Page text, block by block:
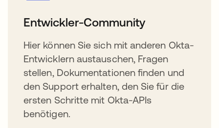
Entwickler-Community
Hier können Sie sich mit anderen Okta-
Entwicklern austauschen, Fragen
stellen, Dokumentationen finden und
den Support erhalten, den Sie für die
ersten Schritte mit Okta-APIs
benötigen.